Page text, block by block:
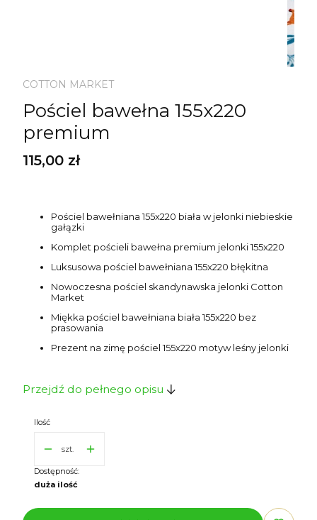
COTTON MARKET
Pościel bawełna 155x220
premium
Cena
115,00 zł
Pościel bawełniana 155x220 biała w jelonki niebieskie
gałązki
Komplet pościeli bawełna premium jelonki 155x220
Luksusowa pościel bawełniana 155x220 błękitna
Nowoczesna pościel skandynawska jelonki Cotton
Market
Miękka pościel bawełniana biała 155x220 bez
prasowania
Prezent na zimę pościel 155x220 motyw leśny jelonki
Przejdź do pełnego opisu
Ilość
szt.
Dostępność:
duża ilość